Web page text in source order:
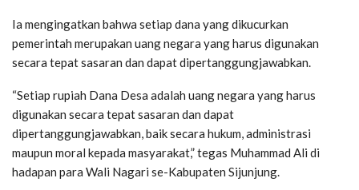
Ia mengingatkan bahwa setiap dana yang dikucurkan
pemerintah merupakan uang negara yang harus digunakan
secara tepat sasaran dan dapat dipertanggungjawabkan.
“Setiap rupiah Dana Desa adalah uang negara yang harus
digunakan secara tepat sasaran dan dapat
dipertanggungjawabkan, baik secara hukum, administrasi
maupun moral kepada masyarakat,” tegas Muhammad Ali di
hadapan para Wali Nagari se-Kabupaten Sijunjung.